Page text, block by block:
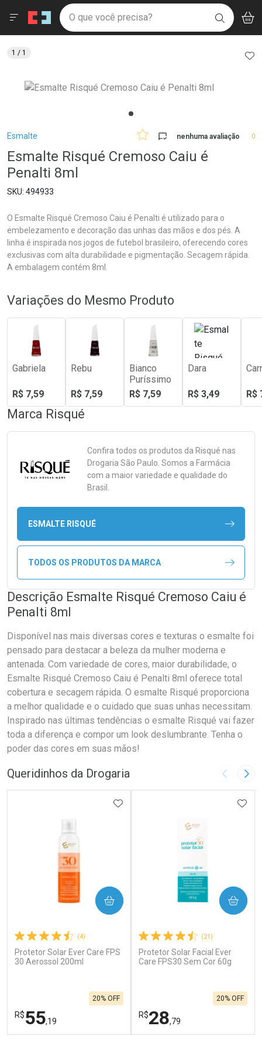
Drogaria São Paulo
Ir direto para a home
pela página
Ir direto para o conteúdo
Ir direto para a busca
Ir direto para a conta
Ir direto para a notificações
Ir direto para o carrinho
Faça a sua busca
O que você precisa? BUSCAR
Menu
Breadcrumb
Esmalte nenhuma avaliação 0
Esmalte Risqué Cremoso Caiu é
Penalti 8ml
494933
O Esmalte Risqué Cremoso Caiu é Penalti é utilizado para o
embelezamento e decoração das unhas das mãos e dos pés. A
linha é inspirada nos jogos de futebol brasileiro, oferecendo cores
exclusivas com alta durabilidade e pigmentação. Secagem rápida.
A embalagem contém 8ml.
1 / 1
Variações do Mesmo Produto
Gabriela
R$ 7,59
Rebu
R$ 7,59
Bianco
Puríssimo
R$ 7,59
Dara
R$ 3,49 R$
Marca Risqué
Confira todos os produtos da Risqué nas
Drogaria São Paulo. Somos a Farmácia
com a maior variedade e qualidade do
Brasil.
ESMALTE RISQUÉ
TODOS OS PRODUTOS DA MARCA
Descrição Esmalte Risqué Cremoso Caiu é
Penalti 8ml
Disponível nas mais diversas cores e texturas o esmalte foi
pensado para destacar a beleza da mulher moderna e
antenada. Com variedade de cores, maior durabilidade, o
Esmalte Risqué Cremoso Caiu é Penalti 8ml oferece total
cobertura e secagem rápida. O esmalte Risqué proporciona
a melhor qualidade e o cuidado que suas unhas necessitam.
Inspirado nas últimas tendências o esmalte Risqué vai fazer
toda a diferença e compor um look deslumbrante. Tenha o
poder das cores em suas mãos!
Queridinhos da Drogaria Imagem
(4)
Protetor Solar Ever Care FPS
30 Aerossol 200ml
R$55,19
20% OFF
ADICIONAR AOS FAVORITOS
COMPRAR
(21)
Protetor Solar Facial Ever
Care FPS30 Sem Cor 60g
R$28,79
20% OFF
COMPRAR
Baixe nosso APP e aproveite Ofertas Exclusivas!
BAIXE
O APP